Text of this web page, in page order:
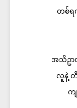
တစ်ရ
အသိဥ
လူနဲ့ တိ
က